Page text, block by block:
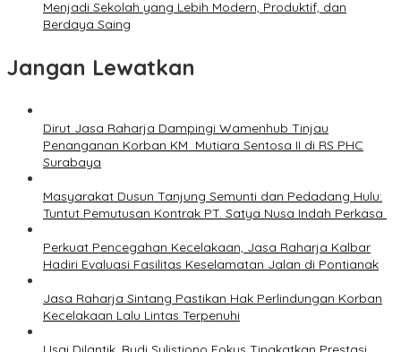
Menjadi Sekolah yang Lebih Modern, Produktif, dan
Berdaya Saing
Jangan Lewatkan
Dirut Jasa Raharja Dampingi Wamenhub Tinjau
Penanganan Korban KM Mutiara Sentosa II di RS PHC
Surabaya
Masyarakat Dusun Tanjung Semunti dan Pedadang Hulu:
Tuntut Pemutusan Kontrak PT. Satya Nusa Indah Perkasa ‎
Perkuat Pencegahan Kecelakaan, Jasa Raharja Kalbar
Hadiri Evaluasi Fasilitas Keselamatan Jalan di Pontianak
Jasa Raharja Sintang Pastikan Hak Perlindungan Korban
Kecelakaan Lalu Lintas Terpenuhi